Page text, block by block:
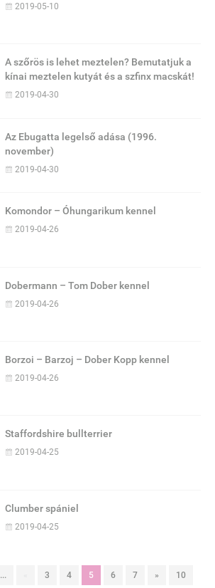
2019-05-10
A szőrös is lehet meztelen? Bemutatjuk a
kínai meztelen kutyát és a szfinx macskát!
2019-04-30
Az Ebugatta legelső adása (1996.
november)
2019-04-30
Komondor – Óhungarikum kennel
2019-04-26
Dobermann – Tom Dober kennel
2019-04-26
Borzoi – Barzoj – Dober Kopp kennel
2019-04-26
Staffordshire bullterrier
2019-04-25
Clumber spániel
2019-04-25
... 3 4 5 6 7 » 10